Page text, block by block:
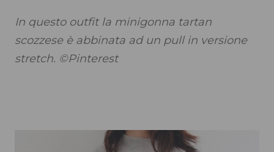
In questo outfit la minigonna tartan
scozzese è abbinata ad un pull in versione
stretch. ©Pinterest